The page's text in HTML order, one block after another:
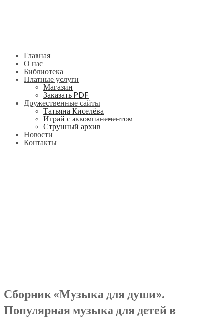
Главная
О нас
Библиотека
Платные услуги
Магазин
Заказать PDF
Дружественные сайты
Татьяна Киселёва
Играй с аккомпанементом
Струнный архив
Новости
Контакты
Сборник «Музыка для души».
Популярная музыка для детей в